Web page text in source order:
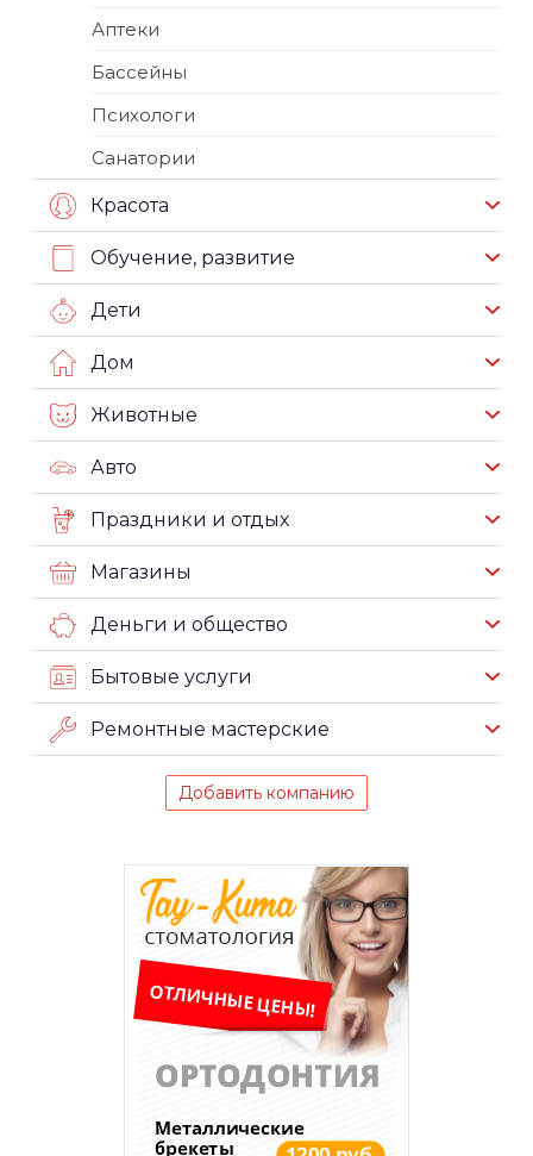
Аптеки
Бассейны
Психологи
Санатории
Красота
Обучение, развитие
Дети
Дом
Животные
Авто
Праздники и отдых
Магазины
Деньги и общество
Бытовые услуги
Ремонтные мастерские
Добавить компанию